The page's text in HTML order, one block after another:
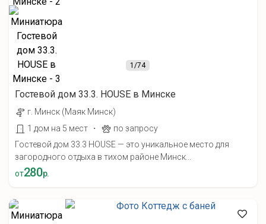
1/74
Гостевой дом 33.3. HOUSE в Минске
г. Минск (Маяк Минск)
1 дом на 5 мест
·
по запросу
Гостевой дом 33.3 HOUSE — это уникальное место для
загородного отдыха в тихом районе Минск...
от280р.